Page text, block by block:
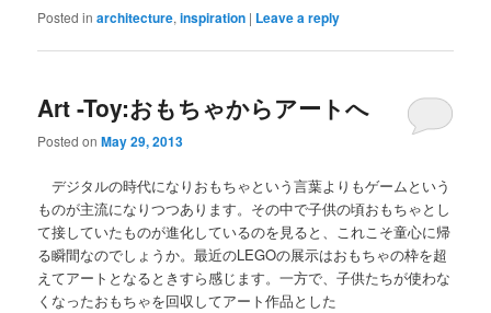
Posted in architecture,inspiration | Leave a reply
Art -Toy:おもちゃからアートへ
Posted onMay 29, 2013
デジタルの時代になりおもちゃという言葉よりもゲームという
ものが主流になりつつあります。その中で子供の頃おもちゃとし
て接していたものが進化しているのを見ると、これこそ童心に帰
る瞬間なのでしょうか。最近のLEGOの展示はおもちゃの枠を超
えてアートとなるときすら感じます。一方で、子供たちが使わな
くなったおもちゃを回収してアート作品とした